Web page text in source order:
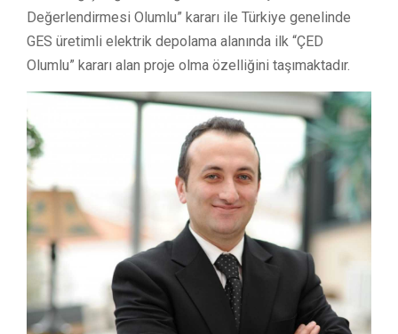
Değerlendirmesi Olumlu” kararı ile Türkiye genelinde
GES üretimli elektrik depolama alanında ilk “ÇED
Olumlu” kararı alan proje olma özelliğini taşımaktadır.